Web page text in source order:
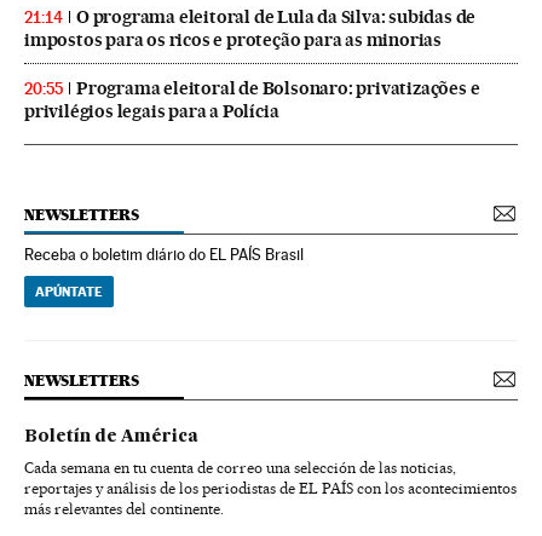
21:14
O programa eleitoral de Lula da Silva: subidas de
impostos para os ricos e proteção para as minorias
20:55
Programa eleitoral de Bolsonaro: privatizações e
privilégios legais para a Polícia
NEWSLETTERS
Receba o boletim diário do EL PAÍS Brasil
APÚNTATE
NEWSLETTERS
Boletín de América
Cada semana en tu cuenta de correo una selección de las noticias,
reportajes y análisis de los periodistas de EL PAÍS con los acontecimientos
más relevantes del continente.